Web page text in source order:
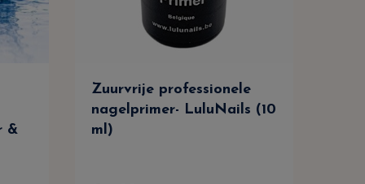
&
Zuurvrije professionele
nagelprimer- LuluNails (10
ml)